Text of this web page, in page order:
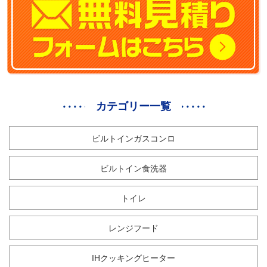
カテゴリー一覧
ビルトインガスコンロ
ビルトイン食洗器
トイレ
レンジフード
IHクッキングヒーター